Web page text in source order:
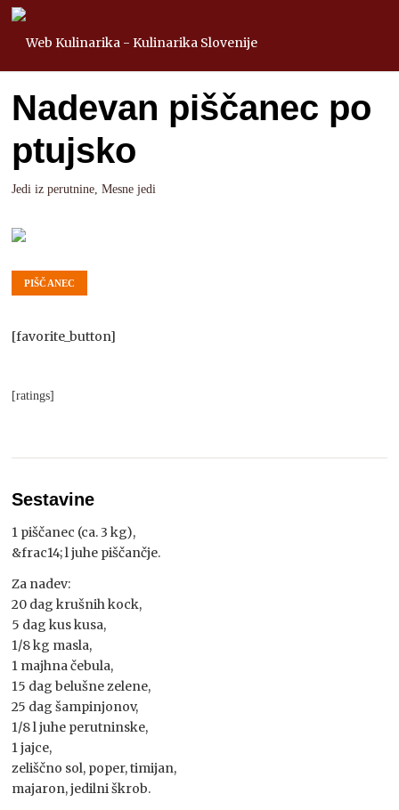
Nadevan piščanec po
ptujsko
Jedi iz perutnine,Mesne jedi
PIŠČANEC
[favorite_button]
[ratings]
Sestavine
1 piščanec (ca. 3 kg),
&frac14; l juhe piščančje.
Za nadev:
20 dag krušnih kock,
5 dag kus kusa,
1/8 kg masla,
1 majhna čebula,
15 dag belušne zelene,
25 dag šampinjonov,
1/8 l juhe perutninske,
1 jajce,
zeliščno sol, poper, timijan,
majaron, jedilni škrob.